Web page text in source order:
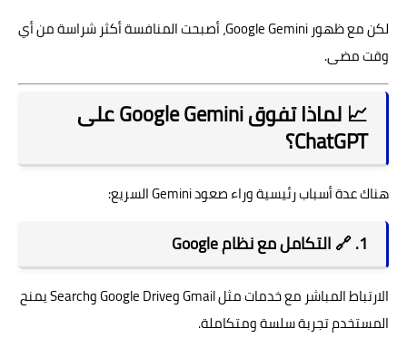
لكن مع ظهور Google Gemini، أصبحت المنافسة أكثر شراسة من أي
وقت مضى.
📈 لماذا تفوق Google Gemini على
ChatGPT؟
هناك عدة أسباب رئيسية وراء صعود Gemini السريع:
1. 🔗 التكامل مع نظام Google
الارتباط المباشر مع خدمات مثل Gmail وGoogle Drive وSearch يمنح
المستخدم تجربة سلسة ومتكاملة.